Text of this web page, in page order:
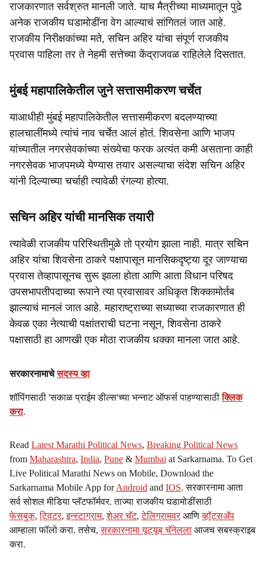
राजकारणात सर्वश्रुत मानली जाते. याच मैत्रीच्या माध्यमातून पुढे
अनेक राजकीय घडामोडींना वेग आल्याचं सांगितलं जात आहे.
राजकीय निरीक्षकांच्या मते, सचिन अहिर यांचा संपूर्ण राजकीय
प्रवास पाहिला तर ते नेहमी सत्तेच्या केंद्राजवळ राहिलेले दिसतात.
मुंबई महापालिकेतील जुने सत्तासमीकरण चर्चेत
याआधीही मुंबई महापालिकेतील सत्तासमीकरण बदलण्याच्या
हालचालींमध्ये त्यांचं नाव चर्चेत आलं होतं. शिवसेना आणि भाजप
यांच्यातील नगरसेवकांच्या संख्येचा फरक अत्यंत कमी असताना काही
नगरसेवक भाजपमध्ये येण्यास तयार असल्याचा संदेश सचिन अहिर
यांनी दिल्याच्या चर्चाही त्यावेळी रंगल्या होत्या.
सचिन अहिर यांची मानसिक तयारी
त्यावेळी राजकीय परिस्थितीमुळे तो प्रयोग झाला नाही. मात्र सचिन
अहिर यांचा शिवसेना ठाकरे पक्षापासून मानसिकदृष्ट्या दूर जाण्याचा
प्रवास तेव्हापासूनच सुरू झाला होता आणि आता विधान परिषद
उपसभापतीपदाच्या रूपाने त्या प्रवासावर अधिकृत शिक्कामोर्तब
झाल्याचं मानलं जात आहे. महाराष्ट्राच्या सध्याच्या राजकारणात ही
केवळ एका नेत्याची पक्षांतराची घटना नसून, शिवसेना ठाकरे
पक्षासाठी हा आणखी एक मोठा राजकीय धक्का मानला जात आहे.
सरकारनामाचेसदस्य व्हा
शॉपिंगसाठी 'सकाळ प्राईम डील्स'च्या भन्नाट ऑफर्स पाहण्यासाठीक्लिक
करा.
Read Latest Marathi Political News, Breaking Political News
from Maharashtra, India, Pune & Mumbai at Sarkarnama. To Get
Live Political Marathi News on Mobile, Download the
Sarkarnama Mobile App forAndroid and IOS. सरकारनामा आता
सर्व सोशल मीडिया प्लॅटफॉर्मवर. ताज्या राजकीय घडामोडींसाठी
फेसबुक,ट्विटर,इन्स्टाग्राम,शेअर चॅट,टेलिग्रामवर आणिव्हॉट्सॲप
आम्हाला फॉलो करा. तसेच,सरकारनामा यूट्यूब चॅनेलला आजच सबस्क्राइब
करा.